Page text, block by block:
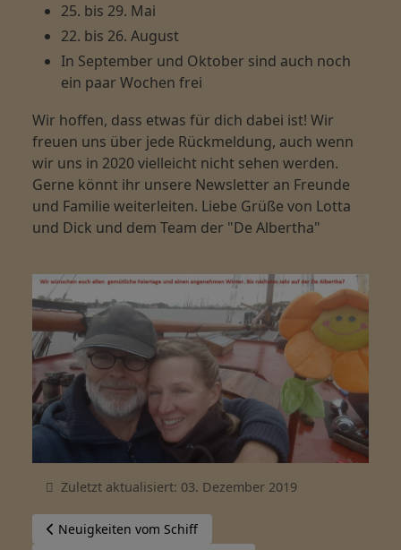
25. bis 29. Mai
22. bis 26. August
In September und Oktober sind auch noch
ein paar Wochen frei
Wir hoffen, dass etwas für dich dabei ist! Wir
freuen uns über jede Rückmeldung, auch wenn
wir uns in 2020 vielleicht nicht sehen werden.
Gerne könnt ihr unsere Newsletter an Freunde
und Familie weiterleiten. Liebe Grüße von Lotta
und Dick und dem Team der "De Albertha"
Zuletzt aktualisiert: 03. Dezember 2019
Vorheriger Beitrag: Neuigkeiten vom Schiff
Neuigkeiten vom Schiff